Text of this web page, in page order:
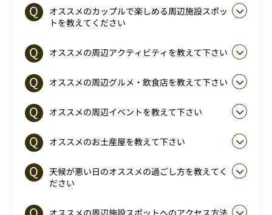
オススメのカップルで楽しめる周辺施設スポッ
トを教えてください
オススメの周辺アクティビティを教えて下さい
オススメの周辺グルメ・飲食店を教えて下さい
オススメの周辺イベントを教えて下さい
オススメのお土産屋を教えて下さい
天候が悪い日のオススメの過ごし方を教えてく
ださい
オススメの周辺施設スポットへのアクセス方法